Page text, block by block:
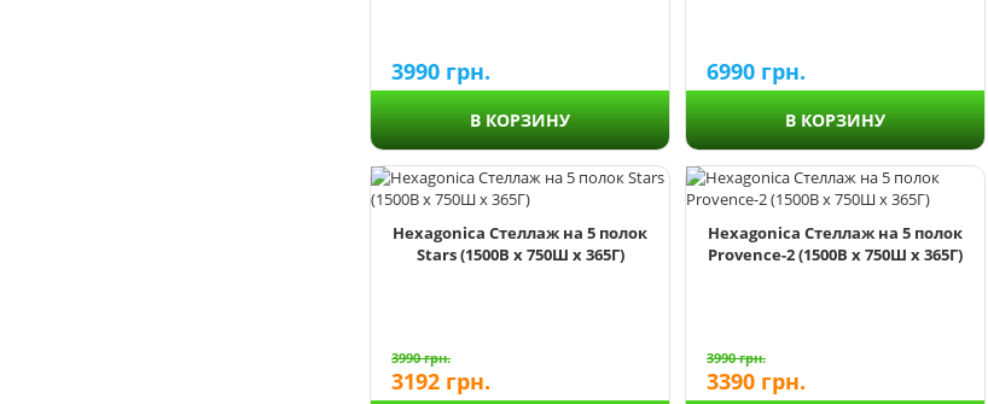
3990 грн.
В КОРЗИНУ
6990 грн.
В КОРЗИНУ
Hexagonica Стеллаж на 5 полок
Stars (1500В х 750Ш х 365Г)
3990грн.
3192 грн.
Hexagonica Стеллаж на 5 полок
Provence-2 (1500В х 750Ш х 365Г)
3990грн.
3390 грн.